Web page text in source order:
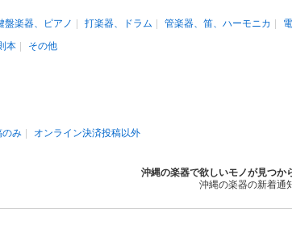
盤楽器、ピアノ 打楽器、ドラム 管楽器、笛、ハーモニカ
本 その他
のみ オンライン決済投稿以外
沖縄の楽器で欲しいモノが見つか
沖縄の楽器の新着通